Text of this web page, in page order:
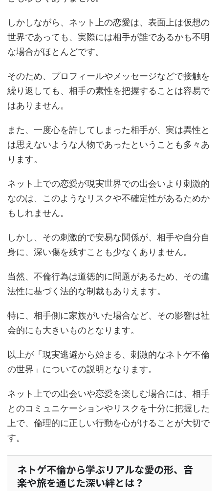
しかしながら、ネット上の恋愛は、表面上は仮想の
世界であっても、実際には相手が誰であるかも不明
な場合がほとんどです。
そのため、プロフィールやメッセージなどで接触を
繰り返しても、相手の素性を把握することは容易で
はありません。
また、一度心を許してしまった相手が、実は異性と
は思えないような人物であったということも多々あ
ります。
ネット上での恋愛が現実世界での出会いより刺激的
なのは、このようなリスクや不確定性があるためか
もしれません。
しかし、その刺激的で安易な関係が、相手や自分自
身に、深い傷を残すことも少なくありません。
当然、不倫行為は道徳的に問題があるため、その違
法性に基づく法的な制裁もありえます。
特に、相手側に家族がいた場合など、その影響は社
会的にも大きいものとなります。
以上が「現実逃避から始まる、刺激的なネトゲ不倫
の世界」についての説明となります。
ネット上での出会いや恋愛を楽しむ場合には、相手
とのコミュニケーションやリスクを十分に把握した
上で、倫理的に正しい行動を心がけることが大切で
す。
ネトゲ不倫から学ぶリアルな愛の形、音
楽や旅を通じた深い絆とは？